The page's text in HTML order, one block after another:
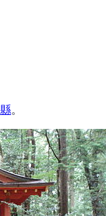
。